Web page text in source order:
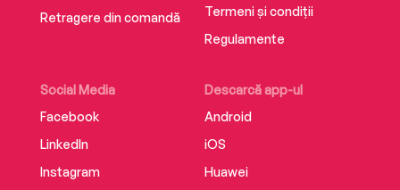
Retragere din comandă
Social Media
Facebook
LinkedIn
Instagram
Descarcă app-ul
Android
iOS
Huawei
Termeni și condiții
Regulamente